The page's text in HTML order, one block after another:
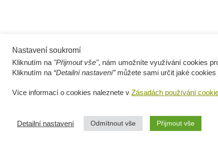
Nastavení soukromí
Kliknutím na "Přijmout vše", nám umožníte využívání cookies
Kliknutím na “Detailní nastavení”můžete sami určit jaké
Více informací o cookies naleznete v Zásadách používání
Detailní nastavení Odmítnout vše Přijmout vše